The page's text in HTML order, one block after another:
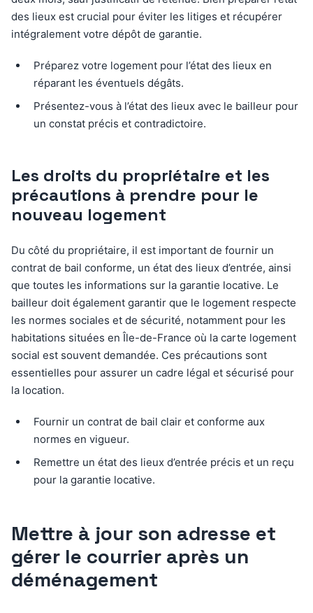
des lieux est crucial pour éviter les litiges et récupérer
intégralement votre dépôt de garantie.
Préparez votre logement pour l’état des lieux en
réparant les éventuels dégâts.
Présentez-vous à l’état des lieux avec le bailleur pour
un constat précis et contradictoire.
Les droits du propriétaire et les
précautions à prendre pour le
nouveau logement
Du côté du propriétaire, il est important de fournir un
contrat de bail conforme, un état des lieux d’entrée, ainsi
que toutes les informations sur la garantie locative. Le
bailleur doit également garantir que le logement respecte
les normes sociales et de sécurité, notamment pour les
habitations situées en Île-de-France où la carte logement
social est souvent demandée. Ces précautions sont
essentielles pour assurer un cadre légal et sécurisé pour
la location.
Fournir un contrat de bail clair et conforme aux
normes en vigueur.
Remettre un état des lieux d’entrée précis et un reçu
pour la garantie locative.
Mettre à jour son adresse et
gérer le courrier après un
déménagement